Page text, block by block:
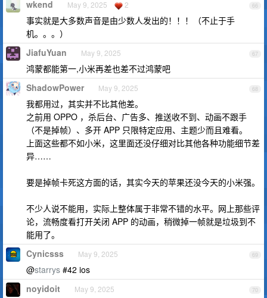
66
wkend May 9, 2025 2
事实就是大多数声音是由少数人发出的！！！（不止于手
机。。。）
67
JiafuYuan May 9, 2025
鸿蒙都能第一,小米再差也差不过鸿蒙吧
68
ShadowPower May 9, 2025
我都用过，其实并不比其他差。
之前用 OPPO ，杀后台、广告多、推送收不到、动画不跟手
（不是掉帧）、多开 APP 只限特定应用、主题少而且难看。
上面这些都不如小米，这里面还没仔细对比其他各种功能细节差
异……
要是掉帧卡死这方面的话，其实今天的苹果还没今天的小米强。
不少人说不能用，实际上整体属于非常不错的水平。网上那些评
论，流畅度看打开关闭 APP 的动画，稍微掉一帧就是垃圾到不
能用了。
69
Cynicsss May 9, 2025
@starrys #42 ios
70
noyidoit May 9, 2025